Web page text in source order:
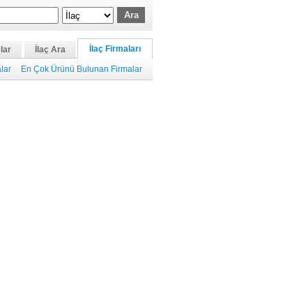
İlaç Ara İlaç Firmaları
En Çok Ürünü Bulunan Firmalar